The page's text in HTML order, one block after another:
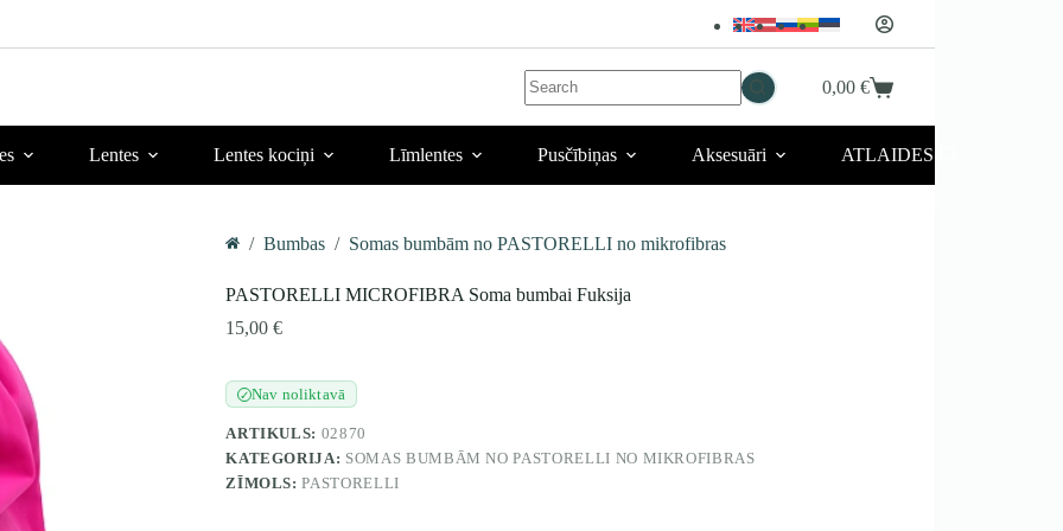
No
results
Iepirkumu
0,00€
Lentes Lentes kociņi Līmlentes Pusčībiņas Aksesuāri ATLAIDES 💥
/ Bumbas / Somas bumbām no PASTORELLI no mikrofibras
PASTORELLI MICROFIBRA Soma bumbai Fuksija
15,00€
✓Nav noliktavā
ARTIKULS: 02870
KATEGORIJA: SOMAS BUMBĀM NO PASTORELLI NO MIKROFIBRAS
ZĪMOLS:PASTORELLI